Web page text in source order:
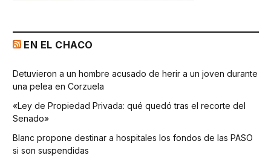
EN EL CHACO
Detuvieron a un hombre acusado de herir a un joven durante
una pelea en Corzuela
«Ley de Propiedad Privada: qué quedó tras el recorte del
Senado»
Blanc propone destinar a hospitales los fondos de las PASO
si son suspendidas